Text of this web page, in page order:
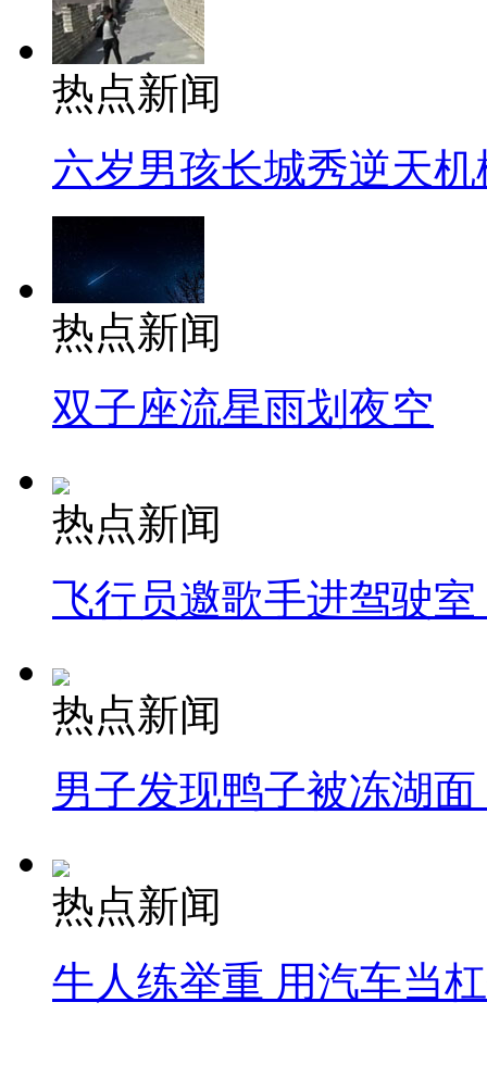
热点新闻
六岁男孩长城秀逆天机
热点新闻
双子座流星雨划夜空
热点新闻
飞行员邀歌手进驾驶
热点新闻
男子发现鸭子被冻湖
热点新闻
牛人练举重 用汽车当